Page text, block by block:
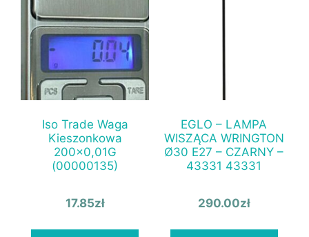
Iso Trade Waga
Kieszonkowa
200×0,01G
(00000135)
17.85zł
EGLO – LAMPA
WISZĄCA WRINGTON
Ø30 E27 – CZARNY –
43331 43331
290.00zł